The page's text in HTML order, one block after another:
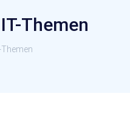
IT-Themen
Themen